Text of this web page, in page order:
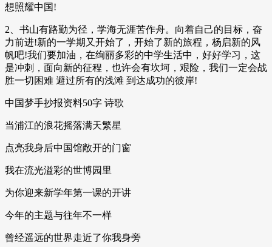
想照耀中国!
2、书山有路勤为径，学海无涯苦作舟。向着自己的目标，奋
力前进!新的一学期又开始了，开始了新的旅程，杨启新的风
帆吧!我们要加油，在绚丽多彩的中学生活中，好好学习，这
是冲刺，面向新的征程，也许会有坎坷，艰险，我们一定会战
胜一切困难 避过所有的浅滩 到达成功的彼岸!
中国梦手抄报资料50字 诗歌
当浦江的浪花摇落满天繁星
点亮我身后中国馆敞开的门窗
我在流光溢彩的世博园里
为你迎来新学年第一课的开讲
今年的主题与往年不一样
曾经遥远的世界走近了你我身旁